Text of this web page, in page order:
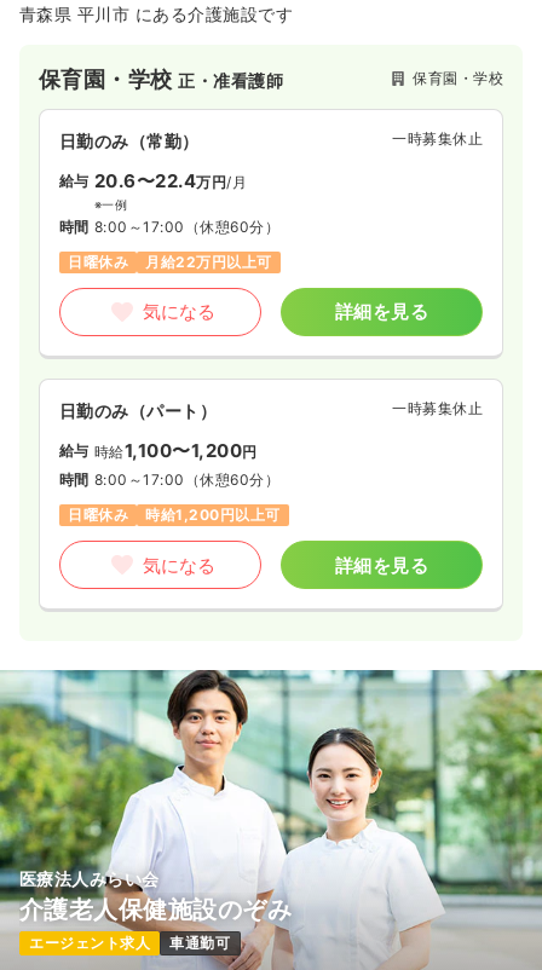
青森県 平川市 にある介護施設です
保育園・学校正・准看護師 保育園・学校
日勤のみ（常勤） 一時募集休止
給与 20.6〜22.4万円/月
※一例
時間 8:00～17:00 （休憩60分）
日曜休み
月給22万円以上可
気になる 詳細を見る
日勤のみ（パート） 一時募集休止
給与 時給1,100〜1,200円
時間 8:00～17:00 （休憩60分）
日曜休み
時給1,200円以上可
気になる 詳細を見る
医療法人みらい会
介護老人保健施設のぞみ
エージェント求人 車通勤可